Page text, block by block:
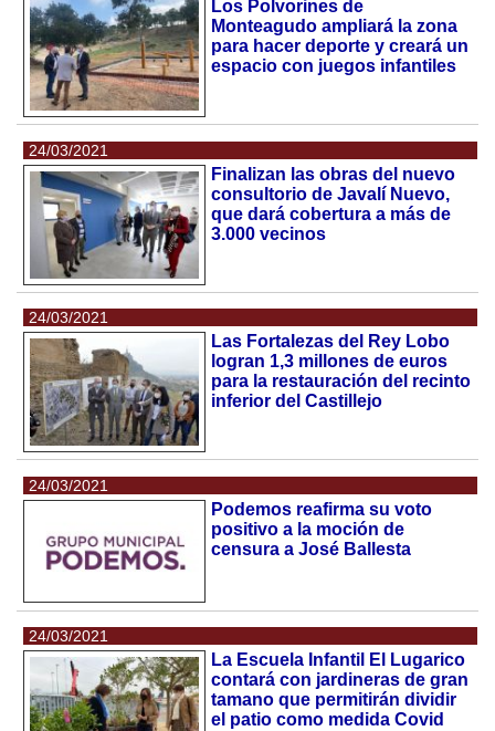
Los Polvorines de
Monteagudo ampliará la zona
para hacer deporte y creará un
espacio con juegos infantiles
24/03/2021
Finalizan las obras del nuevo
consultorio de Javalí Nuevo,
que dará cobertura a más de
3.000 vecinos
24/03/2021
Las Fortalezas del Rey Lobo
logran 1,3 millones de euros
para la restauración del recinto
inferior del Castillejo
24/03/2021
Podemos reafirma su voto
positivo a la moción de
censura a José Ballesta
24/03/2021
La Escuela Infantil El Lugarico
contará con jardineras de gran
tamano que permitirán dividir
el patio como medida Covid